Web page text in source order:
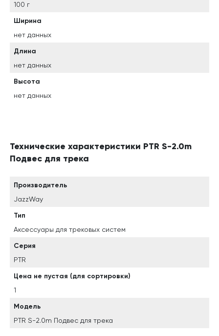
100 г
Ширина
нет данных
Длина
нет данных
Высота
нет данных
Технические характеристики PTR S-2.0m
Подвес для трека
Производитель
JazzWay
Тип
Аксессуары для трековых систем
Серия
PTR
Цена не пустая (для сортировки)
1
Модель
PTR S-2.0m Подвес для трека